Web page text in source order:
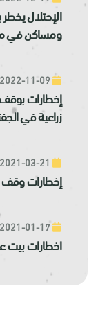
الإحتلال
ومساكن في
إخطارات
زراعية في
إخطارات وقف
2021-01-17
اخطارات بيت